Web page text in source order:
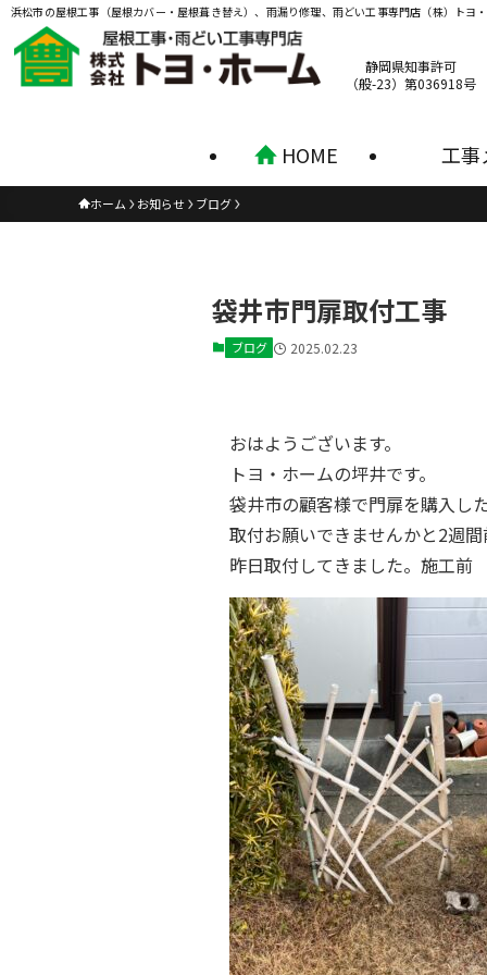
浜松市の屋根工事（屋根カバー・屋根葺き替え）、雨漏り修理、雨どい工事専門店（株）トヨ
HOME 工事
静岡県知事許可
（般-23）第036918号
ホーム お知らせ ブログ
袋井市門扉取付工事
ブログ 2025.02.23
おはようございます。
トヨ・ホームの坪井です。
袋井市の顧客様で門扉を購入し
取付お願いできませんかと2週
昨日取付してきました。施工前